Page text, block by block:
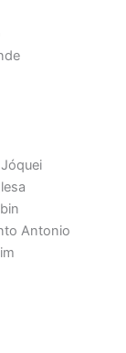
Antonio